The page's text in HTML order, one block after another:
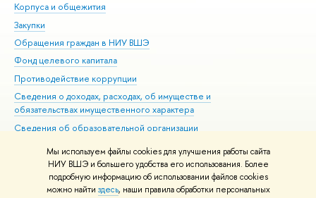
Мы используем файлы cookies для улучшения работы сайта
НИУ ВШЭ и большего удобства его использования. Более
подробную информацию об использовании файлов cookies
можно найти здесь, наши правила обработки персональных
Корпуса и общежития
Закупки
Обращения граждан в НИУ ВШЭ
Фонд целевого капитала
Противодействие коррупции
Сведения о доходах, расходах, об имуществе и
обязательствах имущественного характера
Сведения об образовательной организации
Людям с ограниченными возможностями здоровья
Единая платежная страница
Работа в Вышке